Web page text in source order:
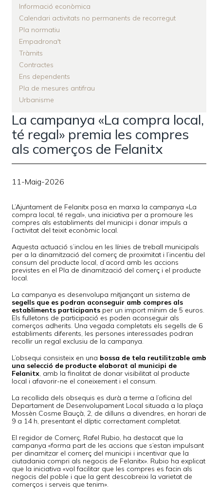
Informació econòmica
Calendari activitats no permanents de recorregut
Pla normatiu
Empadrona't
Tràmits
Contractes
Ens dependents
Pla de mesures antifrau
Urbanisme
La campanya «La compra local,
té regal» premia les compres
als comerços de Felanitx
11-Maig-2026
L’Ajuntament de Felanitx posa en marxa la campanya «La
compra local, té regal», una iniciativa per a promoure les
compres als establiments del municipi i donar impuls a
l’activitat del teixit econòmic local.
Aquesta actuació s’inclou en les línies de treball municipals
per a la dinamització del comerç de proximitat i l’incentiu del
consum del producte local, d’acord amb les accions
previstes en el Pla de dinamització del comerç i el producte
local.
La campanya es desenvolupa mitjançant un sistema de
segells que es podran aconseguir amb compres als
establiments participants per un import mínim de 5 euros.
Els fulletons de participació es poden aconseguir als
comerços adherits. Una vegada completats els segells de 6
establiments diferents, les persones interessades podran
recollir un regal exclusiu de la campanya.
L’obsequi consisteix en una bossa de tela reutilitzable amb
una selecció de producte elaborat al municipi de
Felanitx, amb la finalitat de donar visibilitat al producte
local i afavorir-ne el coneixement i el consum.
La recollida dels obsequis es durà a terme a l’oficina del
Departament de Desenvolupament Local situada a la plaça
Mossèn Cosme Bauçà, 2, de dilluns a divendres, en horari de
9 a 14 h, presentant el díptic correctament completat.
El regidor de Comerç, Rafel Rubio, ha destacat que la
campanya «forma part de les accions que s’estan impulsant
per dinamitzar el comerç del municipi i incentivar que la
ciutadania compri als negocis de Felanitx». Rubio ha explicat
que la iniciativa «vol facilitar que les compres es facin als
negocis del poble i que la gent descobreixi la varietat de
comerços i serveis que tenim».